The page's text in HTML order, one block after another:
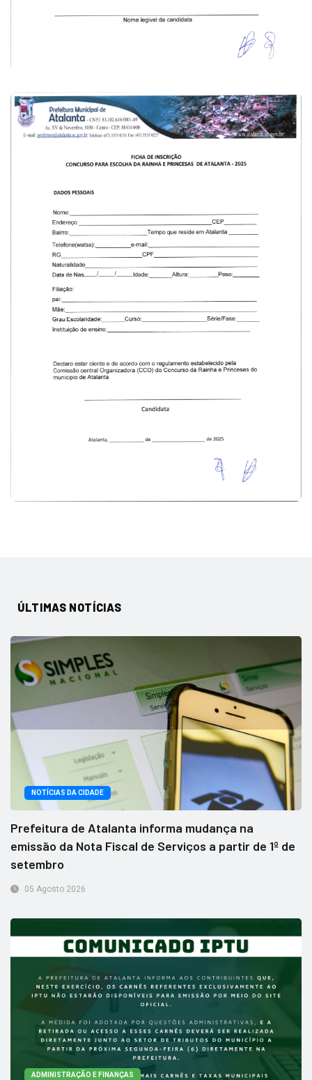
ÚLTIMAS NOTÍCIAS
NOTÍCIAS DA CIDADE
Prefeitura de Atalanta informa mudança na
emissão da Nota Fiscal de Serviços a partir de 1º de
setembro
05 Agosto 2026
ADMINISTRAÇÃO E FINANÇAS